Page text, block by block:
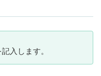
入します。